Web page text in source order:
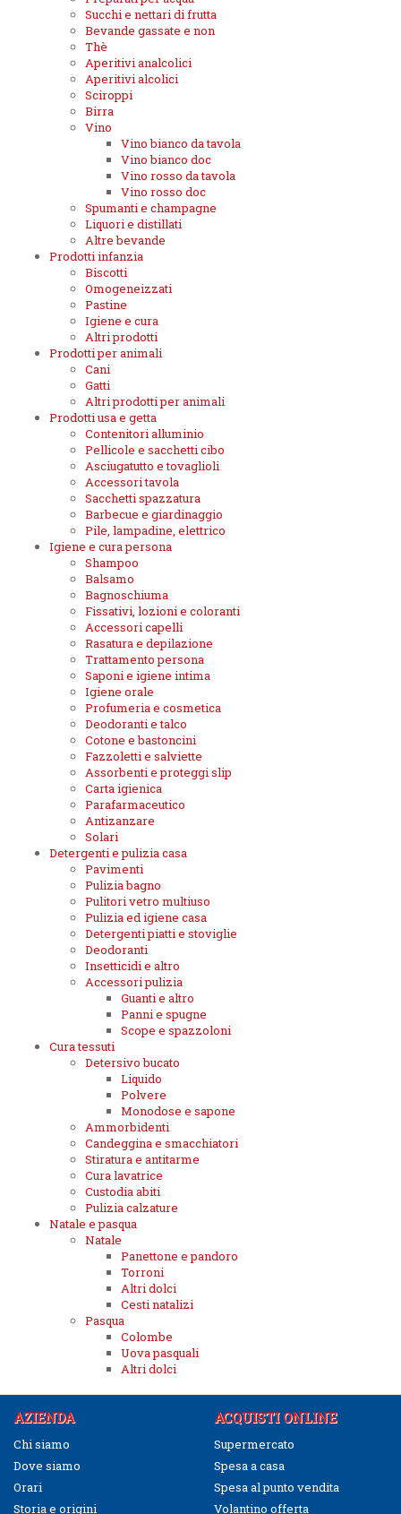
Succhi e nettari di frutta
Bevande gassate e non
Thè
Aperitivi analcolici
Aperitivi alcolici
Sciroppi
Birra
Vino
Vino bianco da tavola
Vino bianco doc
Vino rosso da tavola
Vino rosso doc
Spumanti e champagne
Liquori e distillati
Altre bevande
Prodotti infanzia
Biscotti
Omogeneizzati
Pastine
Igiene e cura
Altri prodotti
Prodotti per animali
Cani
Gatti
Altri prodotti per animali
Prodotti usa e getta
Contenitori alluminio
Pellicole e sacchetti cibo
Asciugatutto e tovaglioli
Accessori tavola
Sacchetti spazzatura
Barbecue e giardinaggio
Pile, lampadine, elettrico
Igiene e cura persona
Shampoo
Balsamo
Bagnoschiuma
Fissativi, lozioni e coloranti
Accessori capelli
Rasatura e depilazione
Trattamento persona
Saponi e igiene intima
Igiene orale
Profumeria e cosmetica
Deodoranti e talco
Cotone e bastoncini
Fazzoletti e salviette
Assorbenti e proteggi slip
Carta igienica
Parafarmaceutico
Antizanzare
Solari
Detergenti e pulizia casa
Pavimenti
Pulizia bagno
Pulitori vetro multiuso
Pulizia ed igiene casa
Detergenti piatti e stoviglie
Deodoranti
Insetticidi e altro
Accessori pulizia
Guanti e altro
Panni e spugne
Scope e spazzoloni
Cura tessuti
Detersivo bucato
Liquido
Polvere
Monodose e sapone
Ammorbidenti
Candeggina e smacchiatori
Stiratura e antitarme
Cura lavatrice
Custodia abiti
Pulizia calzature
Natale e pasqua
Natale
Panettone e pandoro
Torroni
Altri dolci
Cesti natalizi
Pasqua
Colombe
Uova pasquali
Altri dolci
AZIENDA
Chi siamo
Dove siamo
Orari
Storia e origini
ACQUISTI ONLINE
Supermercato
Spesa a casa
Spesa al punto vendita
Volantino offerta